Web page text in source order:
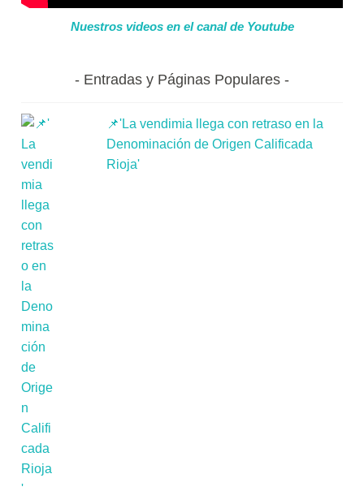
Nuestros videos en el canal de Youtube
Entradas y Páginas Populares
📌'La vendimia llega con retraso en la
Denominación de Origen Calificada
Rioja'